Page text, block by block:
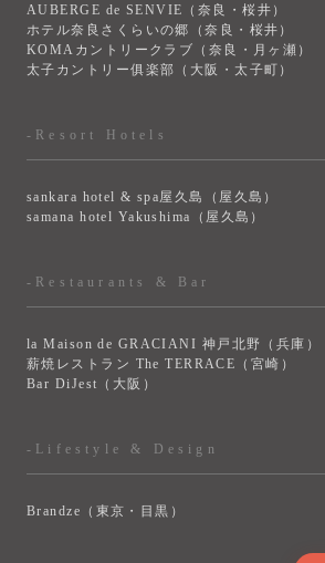
AUBERGE de SENVIE（奈良・桜井）
ホテル奈良さくらいの郷（奈良・桜井）
KOMAカントリークラブ（奈良・月ヶ瀬）
太子カントリー俱楽部（大阪・太子町）
-Resort Hotels
sankara hotel & spa屋久島（屋久島）
samana hotel Yakushima（屋久島）
-Restaurants & Bar
la Maison de GRACIANI 神戸北野（兵庫）
薪焼レストラン The TERRACE（宮崎）
Bar DiJest（大阪）
-Lifestyle & Design
Brandze（東京・目黒）